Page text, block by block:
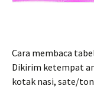
Cara membaca
Dikirim ketempat
kotak nasi, sate/